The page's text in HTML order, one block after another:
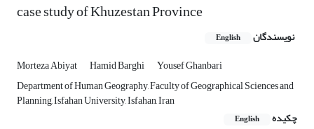
case study of Khuzestan Province
نویسندگان English
Morteza Abiyat Hamid Barghi
Yousef Ghanbari
Department of Human Geography, Faculty of Geographical Sciences and
Planning, Isfahan University, Isfahan, Iran
چکیده
English